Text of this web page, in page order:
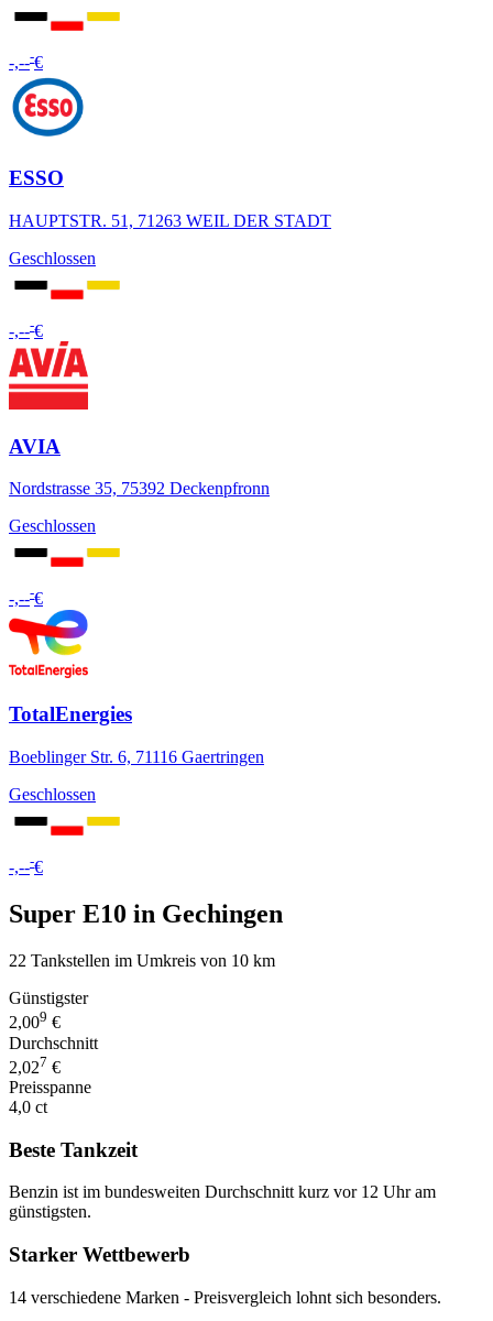
-,---€
ESSO
HAUPTSTR. 51, 71263 WEIL DER STADT
Geschlossen
-,---€
AVIA
Nordstrasse 35, 75392 Deckenpfronn
Geschlossen
-,---€
TotalEnergies
Boeblinger Str. 6, 71116 Gaertringen
Geschlossen
-,---€
Super E10 in Gechingen
22 Tankstellen im Umkreis von 10 km
Günstigster
2,009 €
Durchschnitt
2,027 €
Preisspanne
4,0 ct
Beste Tankzeit
Benzin ist im bundesweiten Durchschnitt kurz vor 12 Uhr am
günstigsten.
Starker Wettbewerb
14 verschiedene Marken - Preisvergleich lohnt sich besonders.